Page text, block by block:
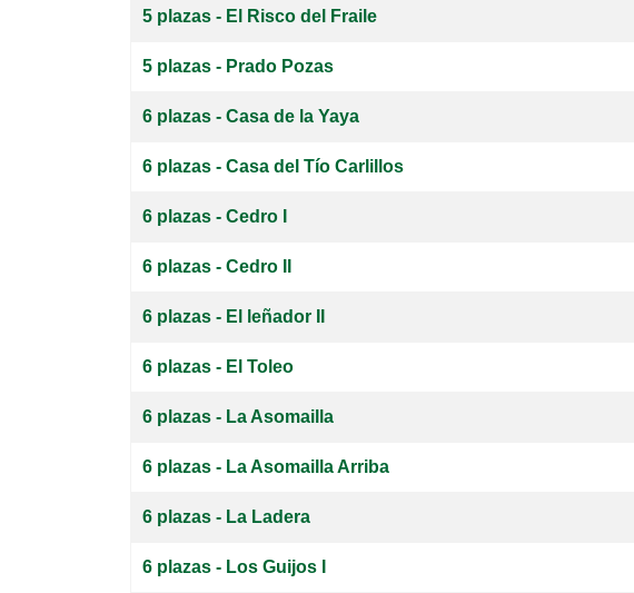
5 plazas - El Risco del Fraile
5 plazas - Prado Pozas
6 plazas - Casa de la Yaya
6 plazas - Casa del Tío Carlillos
6 plazas - Cedro I
6 plazas - Cedro II
6 plazas - El leñador II
6 plazas - El Toleo
6 plazas - La Asomailla
6 plazas - La Asomailla Arriba
6 plazas - La Ladera
6 plazas - Los Guijos I